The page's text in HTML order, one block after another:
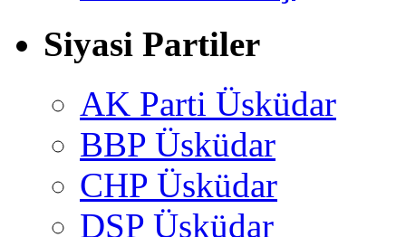
Siyasi Partiler
AK Parti Üsküdar
BBP Üsküdar
CHP Üsküdar
DSP Üsküdar